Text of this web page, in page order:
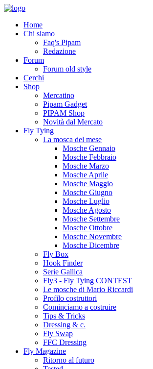
Home
Chi siamo
Faq's Pipam
Redazione
Forum
Forum old style
Cerchi
Shop
Mercatino
Pipam Gadget
PIPAM Shop
Novità dal Mercato
Fly Tying
La mosca del mese
Mosche Gennaio
Mosche Febbraio
Mosche Marzo
Mosche Aprile
Mosche Maggio
Mosche Giugno
Mosche Luglio
Mosche Agosto
Mosche Settembre
Mosche Ottobre
Mosche Novembre
Mosche Dicembre
Fly Box
Hook Finder
Serie Gallica
Fly3 - Fly Tying CONTEST
Le mosche di Mario Riccardi
Profilo costruttori
Cominciamo a costruire
Tips & Tricks
Dressing & c.
Fly Swap
FFC Dressing
Fly Magazine
Ritorno al futuro